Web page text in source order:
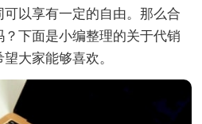
以享有一定的自由。那么合
下面是小编整理的关于代销
大家能够喜欢。